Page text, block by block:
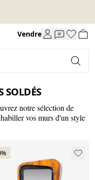
Vendre
SOLDÉS
notre sélection de
vos murs d'un style